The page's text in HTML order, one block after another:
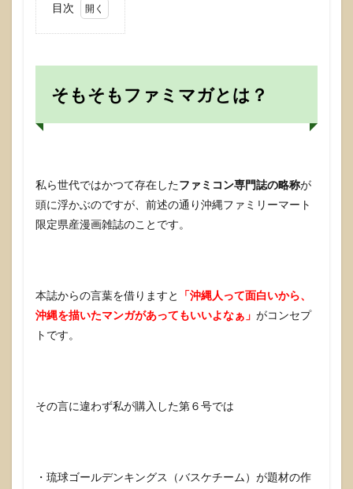
目次
ミマ
ガと
れる
作品
群
る豊
里ア
ンジ
ェラ
域で
そもそもファミマガとは？
私ら世代ではかつて存在したファミコン専門誌の略称が
頭に浮かぶのですが、前述の通り沖縄ファミリーマート
限定県産漫画雑誌のことです。
本誌からの言葉を借りますと
「沖縄人って面白いから、
沖縄を描いたマンガがあってもいいよなぁ」 がコンセプ
トです。
その言に違わず私が購入した第６号では
・琉球ゴールデンキングス（バスケチーム）が題材の作